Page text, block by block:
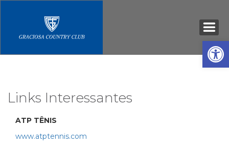
Links Interessantes
ATP TÊNIS
www.atptennis.com